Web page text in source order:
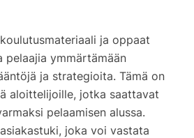
ja oppaat
ymmärtämään
ja strategioita. Tämä on
aloittelijoille, jotka saattavat
pelaamisen alussa.
joka voi vastata